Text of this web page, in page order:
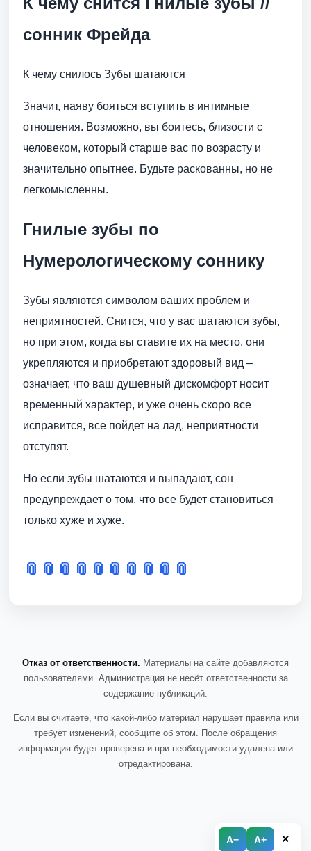
A− A+ ×
сонник Фрейда
К чему снилось Зубы шатаются
Значит, наяву бояться вступить в интимные
отношения. Возможно, вы боитесь, близости с
человеком, который старше вас по возрасту и
значительно опытнее. Будьте раскованны, но не
легкомысленны.
Гнилые зубы по
Нумерологическому соннику
Зубы являются символом ваших проблем и
неприятностей. Снится, что у вас шатаются зубы,
но при этом, когда вы ставите их на место, они
укрепляются и приобретают здоровый вид –
означает, что ваш душевный дискомфорт носит
временный характер, и уже очень скоро все
исправится, все пойдет на лад, неприятности
отступят.
Но если зубы шатаются и выпадают, сон
предупреждает о том, что все будет становиться
только хуже и хуже.
📎 📎 📎 📎 📎 📎 📎 📎 📎 📎
Отказ от ответственности. Материалы на сайте добавляются
пользователями. Администрация не несёт ответственности за
содержание публикаций.
Если вы считаете, что какой-либо материал нарушает правила или
требует изменений, сообщите об этом. После обращения
информация будет проверена и при необходимости удалена или
отредактирована.